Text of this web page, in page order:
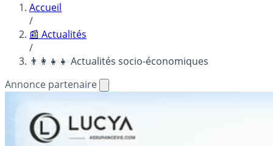
Accueil
/
📰 Actualités
/
👨‍👩‍👧‍👧 Actualités socio-économiques
Annonce partenaire